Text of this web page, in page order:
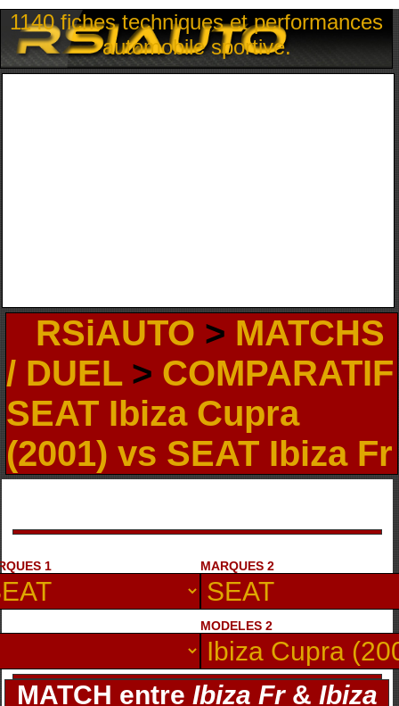
1140 fiches techniques et performances
automobile sportive.
RSiAUTO > MATCHS
/ DUEL> COMPARATIF
SEAT Ibiza Cupra
(2001) vs SEAT Ibiza Fr
1 MARQUES 2
MODELES 2
MATCH entre Ibiza Fr& Ibiza